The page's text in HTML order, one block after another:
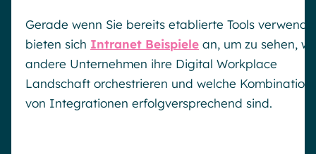
Gerade wenn Sie bereits etablierte Tools
bieten sich Intranet Beispiele an, um zu sehen,
andere Unternehmen ihre Digital Workplace
Landschaft orchestrieren und welche
von Integrationen erfolgversprechend sind.